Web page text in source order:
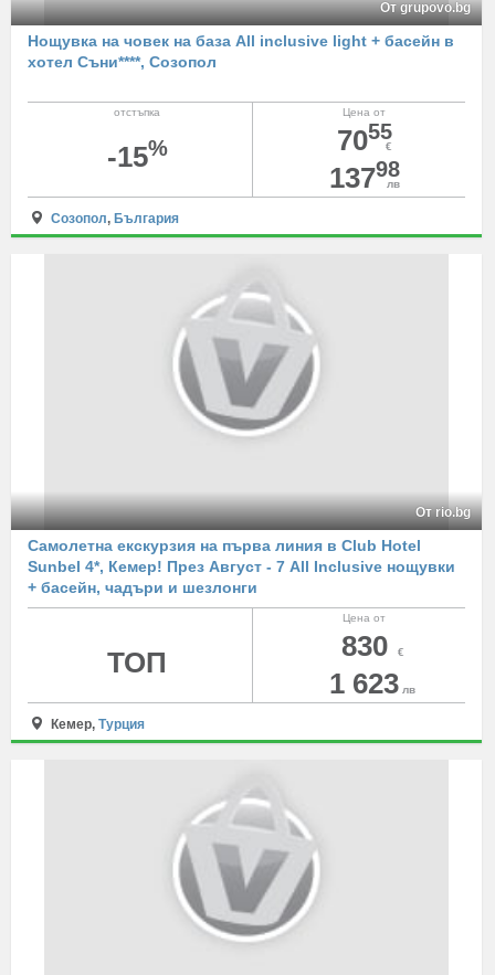
От grupovo.bg
Нощувка на човек на база All inclusive light + басейн в
хотел Съни****, Созопол
Цена от
7055
€
13798
лв
отстъпка
-15%
Созопол, България
От rio.bg
Самолетна екскурзия на първа линия в Club Hotel
Sunbel 4*, Кемер! През Август - 7 All Inclusive нощувки
+ басейн, чадъри и шезлонги
Цена от
830 €
1 623 лв
ТОП
Кемер,Турция